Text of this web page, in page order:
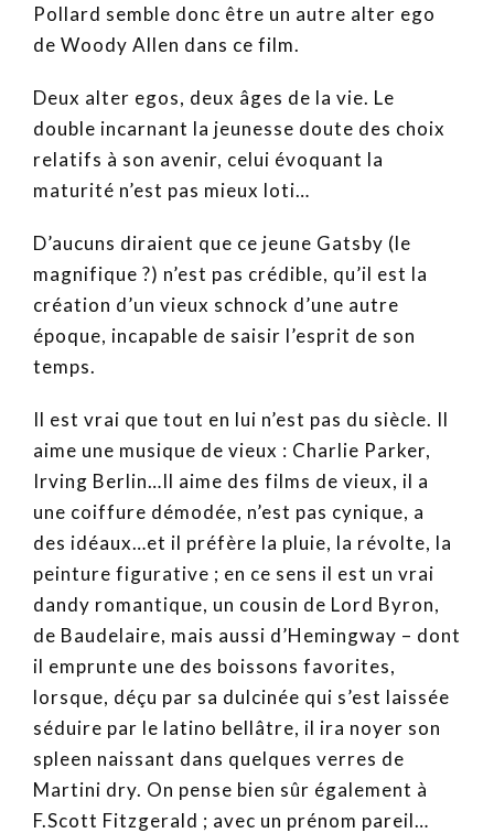
Pollard semble donc être un autre alter ego
de Woody Allen dans ce film.
Deux alter egos, deux âges de la vie. Le
double incarnant la jeunesse doute des choix
relatifs à son avenir, celui évoquant la
maturité n’est pas mieux loti…
D’aucuns diraient que ce jeune Gatsby (le
magnifique ?) n’est pas crédible, qu’il est la
création d’un vieux schnock d’une autre
époque, incapable de saisir l’esprit de son
temps.
Il est vrai que tout en lui n’est pas du siècle. Il
aime une musique de vieux : Charlie Parker,
Irving Berlin…Il aime des films de vieux, il a
une coiffure démodée, n’est pas cynique, a
des idéaux…et il préfère la pluie, la révolte, la
peinture figurative ; en ce sens il est un vrai
dandy romantique, un cousin de Lord Byron,
de Baudelaire, mais aussi d’Hemingway – dont
il emprunte une des boissons favorites,
lorsque, déçu par sa dulcinée qui s’est laissée
séduire par le latino bellâtre, il ira noyer son
spleen naissant dans quelques verres de
Martini dry. On pense bien sûr également à
F.Scott Fitzgerald ; avec un prénom pareil…